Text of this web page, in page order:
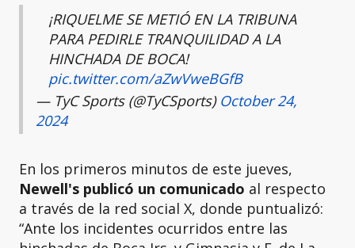
¡RIQUELME SE METIÓ EN LA TRIBUNA
PARA PEDIRLE TRANQUILIDAD A LA
HINCHADA DE BOCA!
pic.twitter.com/aZwVweBGfB
— TyC Sports (@TyCSports) October 24,
2024
En los primeros minutos de este jueves,
Newell's publicó un comunicado al respecto
a través de la red social X, donde puntualizó:
“Ante los incidentes ocurridos entre las